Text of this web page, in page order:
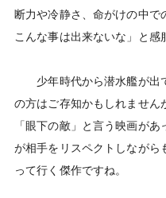
断力や冷静さ、命がけの中で
こんな事は出来ないな」と感
少年時代から潜水艦が出
の方はご存知かもしれません
「眼下の敵」と言う映画が
が相手をリスペクトしながら
って行く傑作ですね。